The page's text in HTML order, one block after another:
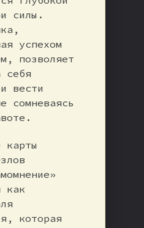
силы.
успехом
позволяет
себя
вести
сомневаясь
карты
как
которая